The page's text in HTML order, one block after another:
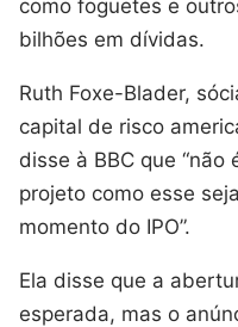
como foguetes e
bilhões em dívidas.
Ruth Foxe-Blader,
capital de risco
disse à BBC que
projeto como esse
momento do IPO”.
Ela disse que a
esperada, mas o